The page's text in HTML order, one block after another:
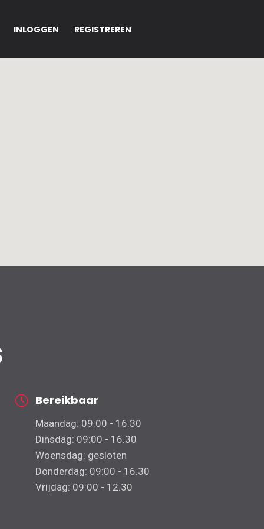
INLOGGEN REGISTREREN
Bereikbaar
Maandag: 09:00 - 16.30
Dinsdag: 09:00 - 16.30
Woensdag: gesloten
Donderdag: 09:00 - 16.30
Vrijdag: 09:00 - 12.30